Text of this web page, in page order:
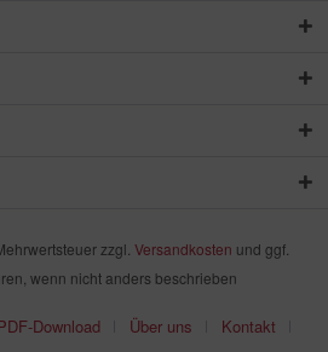
zzgl. Versandkosten und ggf.
wenn nicht anders beschrieben
Download Über uns Kontakt